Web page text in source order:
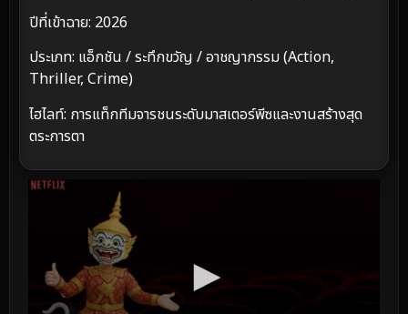
ปีที่เข้าฉาย: 2026
ประเภท: แอ็กชัน / ระทึกขวัญ / อาชญากรรม (Action,
Thriller, Crime)
ไฮไลท์: การแท็กทีมจารชนระดับมาสเตอร์พีซและงานสร้างสุด
ตระการตา